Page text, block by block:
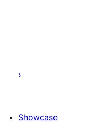
Showcase